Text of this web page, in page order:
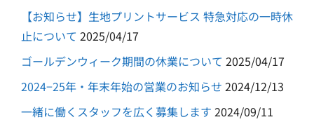
【お知らせ】生地プリントサービス 特急対応の一時休
止について 2025/04/17
ゴールデンウィーク期間の休業について 2025/04/17
2024−25年・年末年始の営業のお知らせ 2024/12/13
一緒に働くスタッフを広く募集します 2024/09/11